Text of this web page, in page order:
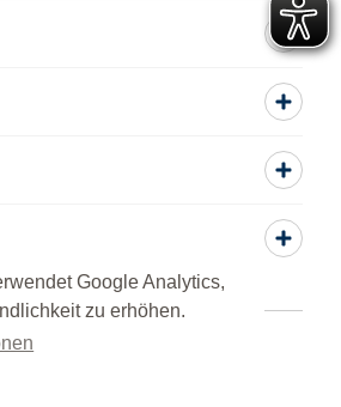
Google Analytics,
zu erhöhen.
RSS-Feed